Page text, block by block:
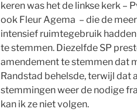
keren was het de linkse kerk –
ook Fleur Agema – die de
intensief ruimtegebruik
te stemmen. Diezelfde SP
amendement te stemmen dat
Randstad behelsde, terwijl dat
stemmingen weer de nodige
kan ik ze niet volgen.